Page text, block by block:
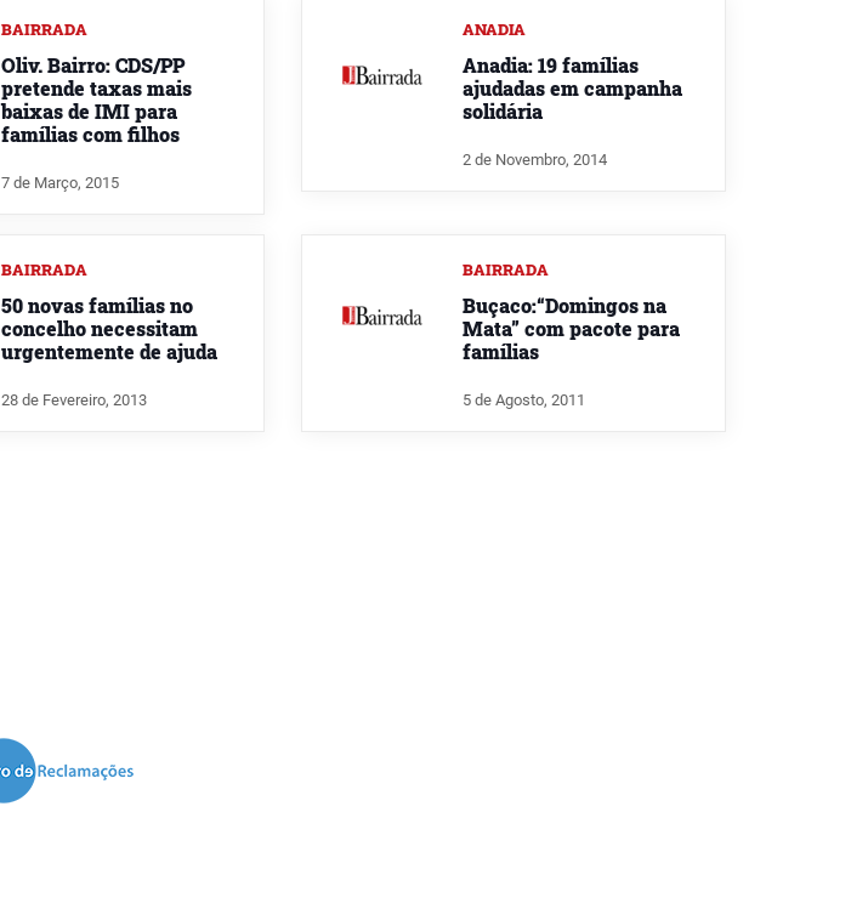
BAIRRADA
Oliv. Bairro: CDS/PP
pretende taxas mais
baixas de IMI para
famílias com filhos
7 de Março, 2015
ANADIA
Anadia: 19 famílias
ajudadas em campanha
solidária
2 de Novembro, 2014
BAIRRADA
50 novas famílias no
concelho necessitam
urgentemente de ajuda
28 de Fevereiro, 2013
BAIRRADA
Buçaco:“Domingos na
Mata” com pacote para
famílias
5 de Agosto, 2011